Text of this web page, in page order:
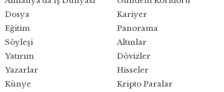
Dosya
Eğitim
Kariyer
Panorama
Söyleşi
Yatırım
Yazarlar
Künye
Altınlar
Dövizler
Hisseler
Kripto Paralar